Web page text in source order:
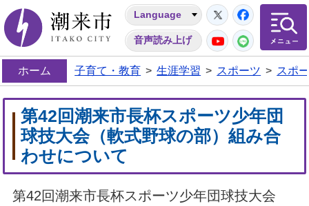
潮来市
Language
音声読み上げ
Twitter
YouTube
LINE
ホーム 子育て・教育 > 生涯学習 > スポーツ > スポ
第42回潮来市長杯スポーツ少年団
球技大会（軟式野球の部）組み合
わせについて
第42回潮来市長杯スポーツ少年団球技大会